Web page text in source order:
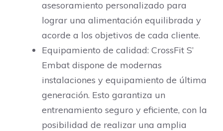
asesoramiento personalizado para
lograr una alimentación equilibrada y
acorde a los objetivos de cada cliente.
Equipamiento de calidad: CrossFit S’
Embat dispone de modernas
instalaciones y equipamiento de última
generación. Esto garantiza un
entrenamiento seguro y eficiente, con la
posibilidad de realizar una amplia